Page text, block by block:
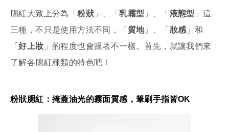
腮紅大致上分為「粉狀 」、「乳霜型 」、「 液態型 」這
三種，不只是使用方法不同，「 質地」、「 妝感 」和
「好上妝 」的程度也會跟著不一樣。首先，就讓我們來
了解各腮紅種類的特色吧！
粉狀腮紅：掩蓋油光的霧面質感，筆刷手指皆OK